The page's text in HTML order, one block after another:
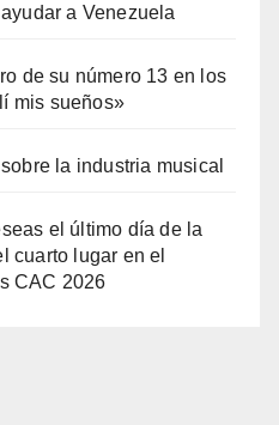
a Venezuela
de su número 13 en los
mis sueños»
la industria musical
el último día de la
cuarto lugar en el
CAC 2026